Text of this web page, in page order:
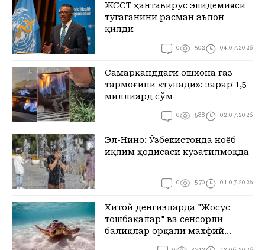
ЖССТ ҳантавирус эпидемияси
тугаганини расман эълон
қилди
0 502 04.07.2026
Самарқанддаги ошхона газ
тармоғини «тунади»: зарар 1,5
миллиард сўм
0 588 02.07.2026
Эл-Нино: Ўзбекистонда ноёб
иқлим ҳодисаси кузатилмоқда
0 570 01.07.2026
Хитой денгизларда "Жосус
тошбақалар" ва сенсорли
балиқлар орқали махфий